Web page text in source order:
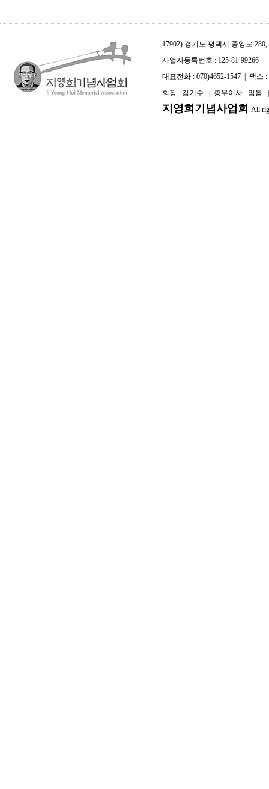
17902) 경기도 평택시 중앙로
사업자등록번호 : 125-81-99266
대표전화 : 070)4652-1547 | 팩스 :
회장 : 김기수 | 총무이사 : 임봄
지영희기념사업회 All